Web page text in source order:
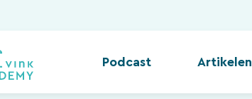
Podcast Artikelen